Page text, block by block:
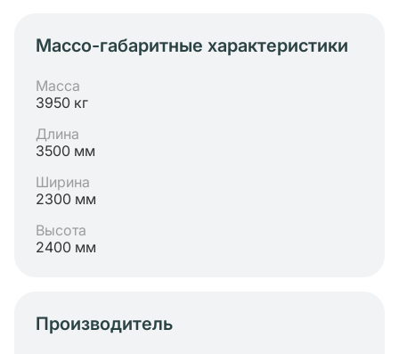
Массо-габаритные характеристики
Масса
3950 кг
Длина
3500 мм
Ширина
2300 мм
Высота
2400 мм
Производитель